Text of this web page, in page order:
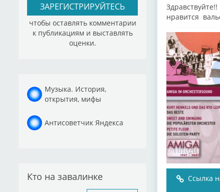
ЗАРЕГИСТРИРУЙТЕСЬ
чтобы оставлять комментарии
к публикациям и выставлять
оценки.
Музыка. История,
открытия, мифы
Антисоветчик Яндекса
Кто на завалинке
нравится
Ссылка